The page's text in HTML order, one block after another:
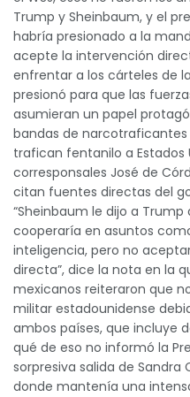
Trump y Sheinbaum, y el
habría presionado a la
acepte la intervención
enfrentar a los cárteles de
presionó para que las
asumieran un papel
bandas de
trafican fentanilo a Estados
corresponsales José de
citan fuentes directas del
“Sheinbaum le dijo a
cooperaría en asuntos
inteligencia, pero no
directa”, dice la nota en la
mexicanos reiteraron que
militar estadounidense
ambos países, que incluye
qué de eso no informó la
sorpresiva salida de Sandra
donde mantenía una